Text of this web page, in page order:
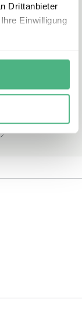
Drittanbieter
Einwilligung